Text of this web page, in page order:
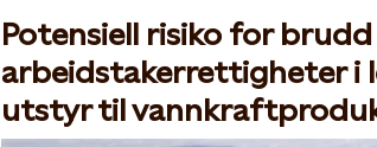
Potensiell risiko for
arbeidstakerrettigheter i
utstyr til